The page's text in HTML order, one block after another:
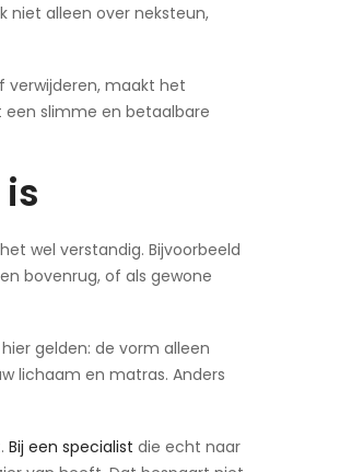
niet alleen over neksteun,
verwijderen, maakt het
slimme en betaalbare
wel verstandig. Bijvoorbeeld
bovenrug, of als gewone
gelden: de vorm alleen
lichaam en matras. Anders
Bij een specialist die echt naar